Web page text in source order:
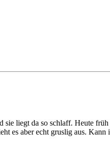
liegt da so schlaff. Heute
es aber echt gruslig aus.